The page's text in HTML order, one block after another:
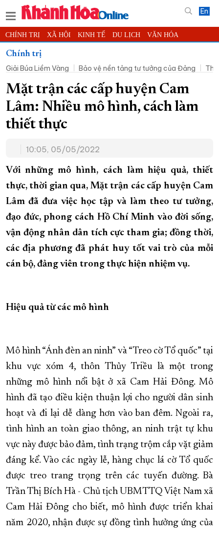
En
CHÍNH TRỊ XÃ HỘI KINH TẾ DU LỊCH VĂN HÓA
THỂ THAO
KHOA HỌC - CÔNG NGHỆ PHÁP LUẬT BẠN ĐỌC PHÓNG SỰ
THẾ GIỚI MULTIMEDIA VIDEO ĐỌC BÁO ONLINE
PODCAST THÔNG TIN - QUẢNG CÁO
QUY HOẠCH TỈNH KHÁNH HÒA
CHUNG TAY CẢI CÁCH HÀNH CHÍNH
XÂY DỰNG NÔNG THÔN MỚI LỊCH CẮT ĐIỆN
TÀU - XE - MÁY BAY
KỶ NIỆM 370 NĂM XÂY DỰNG VÀ PHÁT TRIỂN TỈNH KHÁNH HÒA
KHOẢNH KHẮC ĐẸP XỨ TRẦM
XÂY DỰNG KHÁNH HÒA TRỞ THÀNH THÀNH PHỐ TRỰC THUỘC
ĐẠI HỘI ĐẢNG CÁC CẤP TRANG CHỦ VỀ BÁO KHÁNH HÒA
Chính trị
Giải Búa Liềm Vàng
Bảo vệ nền tảng tư tưởng của Đảng
Mặt trận các cấp huyện Cam
Lâm: Nhiều mô hình, cách làm
thiết thực
10:05, 05/05/2022
Với những mô hình, cách làm hiệu quả, thiết
thực, thời gian qua, Mặt trận các cấp huyện Cam
Lâm đã đưa việc học tập và làm theo tư tưởng,
đạo đức, phong cách Hồ Chí Minh vào đời sống,
vận động nhân dân tích cực tham gia; đồng thời,
các địa phương đã phát huy tốt vai trò của mỗi
cán bộ, đảng viên trong thực hiện nhiệm vụ.
Hiệu quả từ các mô hình
Mô hình “Ánh đèn an ninh” và “Treo cờ Tổ quốc” tại
khu vực xóm 4, thôn Thủy Triều là một trong
những mô hình nổi bật ở xã Cam Hải Đông. Mô
hình đã tạo điều kiện thuận lợi cho người dân sinh
hoạt và đi lại dễ dàng hơn vào ban đêm. Ngoài ra,
tình hình an toàn giao thông, an ninh trật tự khu
vực này được bảo đảm, tình trạng trộm cắp vặt giảm
đáng kể. Vào các ngày lễ, hàng chục lá cờ Tổ quốc
được treo trang trọng trên các tuyến đường. Bà
Trần Thị Bích Hà - Chủ tịch UBMTTQ Việt Nam xã
Cam Hải Đông cho biết, mô hình được triển khai
năm 2020, nhận được sự đồng tình hưởng ứng của